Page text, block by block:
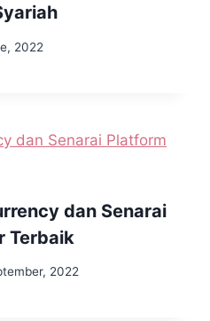
2022
dan Senarai
Terbaik
2022